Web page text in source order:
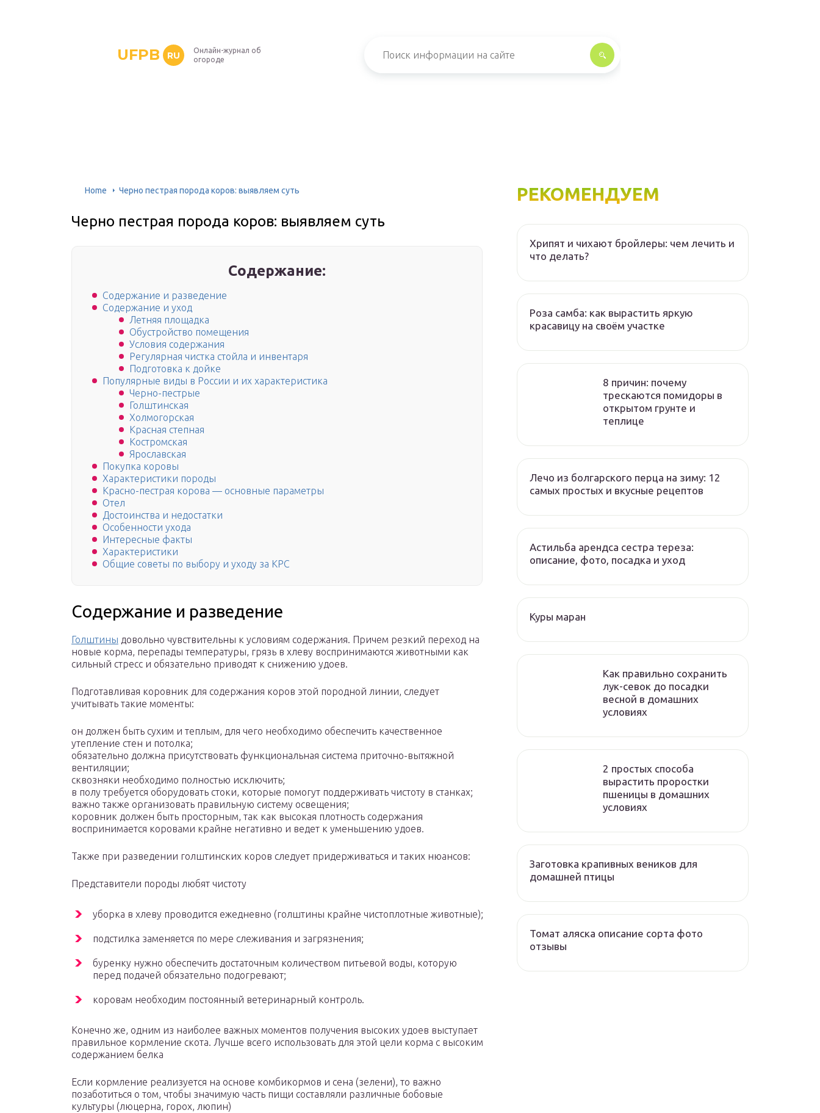
UFPB RU
Онлайн-журнал об
огороде
Home Черно пестрая порода коров: выявляем суть
Черно пестрая порода коров: выявляем суть
Содержание:
Содержание и разведение
Содержание и уход
Летняя площадка
Обустройство помещения
Условия содержания
Регулярная чистка стойла и инвентаря
Подготовка к дойке
Популярные виды в России и их характеристика
Черно-пестрые
Голштинская
Холмогорская
Красная степная
Костромская
Ярославская
Покупка коровы
Характеристики породы
Красно-пестрая корова — основные параметры
Отел
Достоинства и недостатки
Особенности ухода
Интересные факты
Характеристики
Общие советы по выбору и уходу за КРС
Содержание и разведение
Голштины довольно чувствительны к условиям содержания. Причем резкий переход на
новые корма, перепады температуры, грязь в хлеву воспринимаются животными как
сильный стресс и обязательно приводят к снижению удоев.
Подготавливая коровник для содержания коров этой породной линии, следует
учитывать такие моменты:
он должен быть сухим и теплым, для чего необходимо обеспечить качественное
утепление стен и потолка;
обязательно должна присутствовать функциональная система приточно-вытяжной
вентиляции;
сквозняки необходимо полностью исключить;
в полу требуется оборудовать стоки, которые помогут поддерживать чистоту в станках;
важно также организовать правильную систему освещения;
коровник должен быть просторным, так как высокая плотность содержания
воспринимается коровами крайне негативно и ведет к уменьшению удоев.
Также при разведении голштинских коров следует придерживаться и таких нюансов:
Представители породы любят чистоту
уборка в хлеву проводится ежедневно (голштины крайне чистоплотные животные);
подстилка заменяется по мере слеживания и загрязнения;
буренку нужно обеспечить достаточным количеством питьевой воды, которую
перед подачей обязательно подогревают;
коровам необходим постоянный ветеринарный контроль.
Конечно же, одним из наиболее важных моментов получения высоких удоев выступает
правильное кормление скота. Лучше всего использовать для этой цели корма с высоким
содержанием белка
Если кормление реализуется на основе комбикормов и сена (зелени), то важно
позаботиться о том, чтобы значимую часть пищи составляли различные бобовые
культуры (люцерна, горох, люпин)
РЕКОМЕНДУЕМ
Хрипят и чихают бройлеры: чем лечить и
что делать?
Роза самба: как вырастить яркую
красавицу на своём участке
8 причин: почему
трескаются помидоры в
открытом грунте и
теплице
Лечо из болгарского перца на зиму: 12
самых простых и вкусные рецептов
Астильба арендса сестра тереза:
описание, фото, посадка и уход
Куры маран
Как правильно сохранить
лук-севок до посадки
весной в домашних
условиях
2 простых способа
вырастить проростки
пшеницы в домашних
условиях
Заготовка крапивных веников для
домашней птицы
Томат аляска описание сорта фото
отзывы